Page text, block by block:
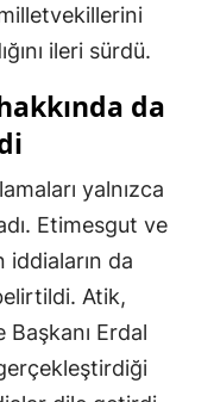
ileri sürdü.
da
yalnızca
Etimesgut ve
da
Atik,
Erdal